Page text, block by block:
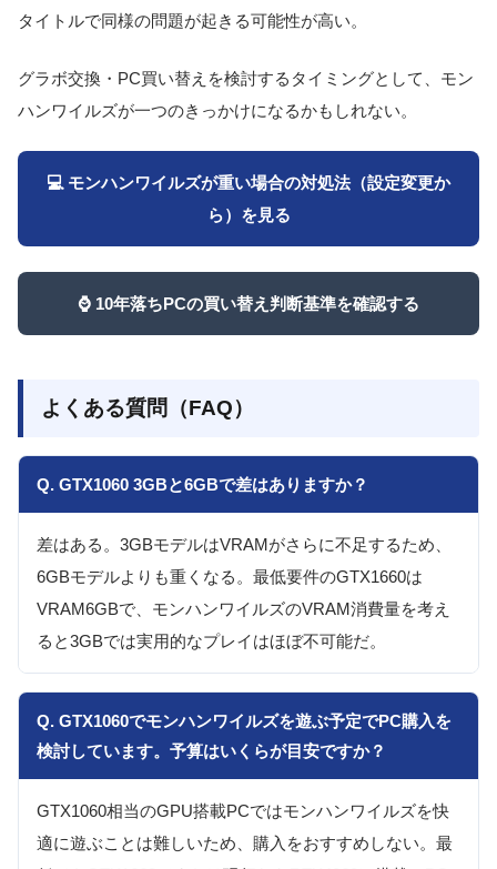
タイトルで同様の問題が起きる可能性が高い。
グラボ交換・PC買い替えを検討するタイミングとして、モン
ハンワイルズが一つのきっかけになるかもしれない。
💻 モンハンワイルズが重い場合の対処法（設定変更か
ら）を見る
⌚ 10年落ちPCの買い替え判断基準を確認する
よくある質問（FAQ）
Q. GTX1060 3GBと6GBで差はありますか？
差はある。3GBモデルはVRAMがさらに不足するため、
6GBモデルよりも重くなる。最低要件のGTX1660は
VRAM6GBで、モンハンワイルズのVRAM消費量を考え
ると3GBでは実用的なプレイはほぼ不可能だ。
Q. GTX1060でモンハンワイルズを遊ぶ予定でPC購入を
検討しています。予算はいくらが目安ですか？
GTX1060相当のGPU搭載PCではモンハンワイルズを快
適に遊ぶことは難しいため、購入をおすすめしない。最